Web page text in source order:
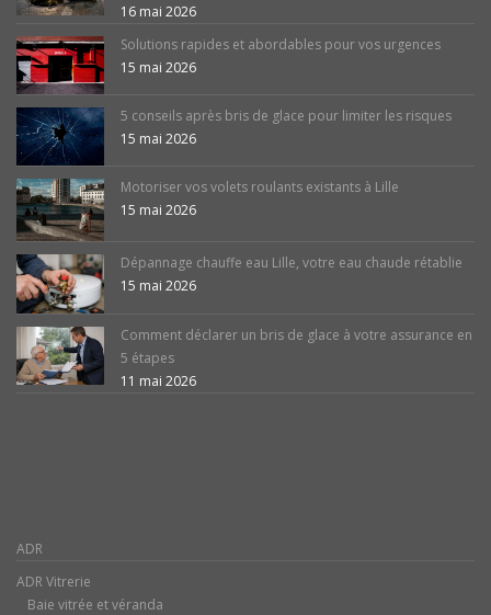
16 mai 2026
Solutions rapides et abordables pour vos urgences
15 mai 2026
5 conseils après bris de glace pour limiter les risques
15 mai 2026
Motoriser vos volets roulants existants à Lille
15 mai 2026
Dépannage chauffe eau Lille, votre eau chaude rétablie
15 mai 2026
Comment déclarer un bris de glace à votre assurance en
5 étapes
11 mai 2026
ADR
ADR Vitrerie
Baie vitrée et véranda